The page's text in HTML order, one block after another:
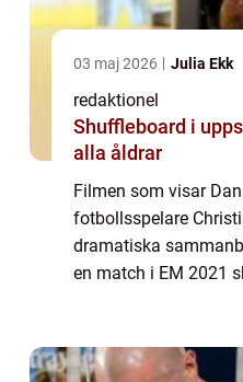
03 maj 2026 Julia Ekk
redaktionel
Shuffleboard i uppsala socialt
alla åldrar
Filmen som visar
fotbollsspelare
dramatiska
en match i EM 2021
denna artikel komme...